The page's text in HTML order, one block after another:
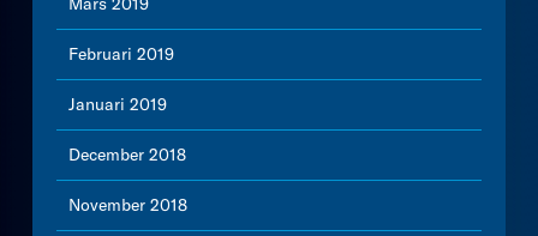
Februari 2019
Januari 2019
December 2018
November 2018